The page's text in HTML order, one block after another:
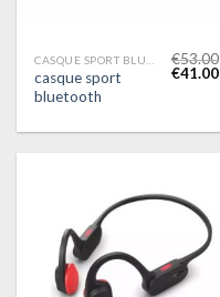
casque sport
bluetooth
€53.00
€41.00